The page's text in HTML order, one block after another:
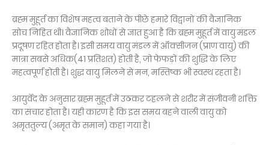
ब्रह्म मुहूर्त का विशेष महत्व बताने के पीछे हमारे विद्वानों की वैज्ञानिक
सोच निहित थी। वैज्ञानिक शोधों से ज्ञात हुआ है कि ब्रह्म मुहूर्त में वायु मंडल
प्रदूषण रहित होता है। इसी समय वायु मंडल में ऑक्सीजन (प्राण वायु) की
मात्रा सबसे अधिक(41 प्रतिशत) होती है, जो फेफड़ों की शुद्धि के लिए
महत्वपूर्ण होती है। शुद्ध वायु मिलने से मन, मस्तिष्क भी स्वस्थ रहता है।
आयुर्वेद के अनुसार ब्रह्म मुहूर्त में उठकर टहलने से शरीर में संजीवनी शक्ति
का संचार होता है। यही कारण है कि इस समय बहने वाली वायु को
अमृततुल्य (अमृत के समान) कहा गया है।